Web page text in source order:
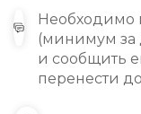
Необходимо
(минимум за
и сообщить
перенести